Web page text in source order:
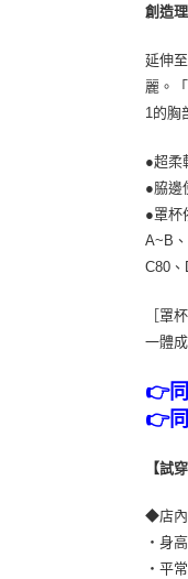
創造
延伸
麗。
1的胸
●超柔
●脇邊
●罩杯
A~B
C80
［罩
一體
👉
👉
【試
◆店
・身
・平